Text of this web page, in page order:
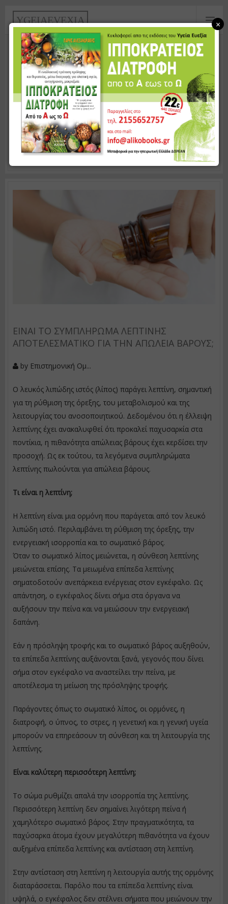
YGEIAEVEXIA
ΕΊΝΑΙ ΤΟ ΣΥΜΠΛΉΡΩΜΑ ΛΕΠΤΊΝΗΣ
ΑΠΟΤΕΛΕΣΜΑΤΙΚΌ ΓΙΑ ΤΗΝ
ΑΠΏΛΕΙΑ ΒΆΡΟΥΣ;
Αρχική Ιστολόγια
Το ιστολόγιο του/της Επιστημονική
Ομάδα Υγεία Ευεξία
Είναι το συμπλήρωμα λεπτίνης
αποτελεσματικό για την απώλεια βάρους;
ΕΊΝΑΙ ΤΟ ΣΥΜΠΛΉΡΩΜΑ ΛΕΠΤΊΝΗΣ
ΑΠΟΤΕΛΕΣΜΑΤΙΚΌ ΓΙΑ ΤΗΝ ΑΠΏΛΕΙΑ ΒΆΡΟΥΣ;
by Επιστημονική Ομ...
Ο λευκός λιπώδης ιστός (λίπος) παράγει λεπτίνη, σημαντική
για τη ρύθμιση της όρεξης, του μεταβολισμού και της
λειτουργίας του ανοσοποιητικού. Δεδομένου ότι η έλλειψη
λεπτίνης έχει ανακαλυφθεί ότι προκαλεί παχυσαρκία στα
ποντίκια, η πιθανότητα απώλειας βάρους έχει κερδίσει την
προσοχή. Ως εκ τούτου, τα λεγόμενα συμπληρώματα
λεπτίνης πωλούνται για απώλεια βάρους.
Τι είναι η λεπτίνη;
Η λεπτίνη είναι μια ορμόνη που παράγεται από τον λευκό
λιπώδη ιστό. Περιλαμβάνει τη ρύθμιση της όρεξης, την
ενεργειακή ισορροπία και το σωματικό βάρος.
Όταν το σωματικό λίπος μειώνεται, η σύνθεση λεπτίνης
μειώνεται επίσης. Τα μειωμένα επίπεδα λεπτίνης
σηματοδοτούν ανεπάρκεια ενέργειας στον εγκέφαλο. Ως
απάντηση, ο εγκέφαλος δίνει σήμα στα όργανα να
αυξήσουν την πείνα και να μειώσουν την ενεργειακή
δαπάνη.
Εάν η πρόσληψη τροφής και το σωματικό βάρος αυξηθούν,
τα επίπεδα λεπτίνης αυξάνονται ξανά, γεγονός που δίνει
σήμα στον εγκέφαλο να αναστείλει την πείνα, με
αποτέλεσμα τη μείωση της πρόσληψης τροφής.
Παράγοντες όπως το σωματικό λίπος, οι ορμόνες, η
διατροφή, ο ύπνος, το στρες, η γενετική και η γενική υγεία
μπορούν να επηρεάσουν τη σύνθεση και τη λειτουργία της
λεπτίνης.
Είναι καλύτερη περισσότερη λεπτίνη;
Το σώμα ρυθμίζει απαλά την ισορροπία της λεπτίνης.
Περισσότερη λεπτίνη δεν σημαίνει λιγότερη πείνα ή
χαμηλότερο σωματικό βάρος. Στην πραγματικότητα, τα
παχύσαρκα άτομα έχουν μεγαλύτερη πιθανότητα να έχουν
αυξημένα επίπεδα λεπτίνης και αντίσταση στη λεπτίνη.
Στην αντίσταση στη λεπτίνη η λειτουργία αυτής της ορμόνης
διαταράσσεται. Παρόλο που τα επίπεδα λεπτίνης είναι
υψηλά, ο εγκέφαλος δεν στέλνει σήματα που μειώνουν την
×